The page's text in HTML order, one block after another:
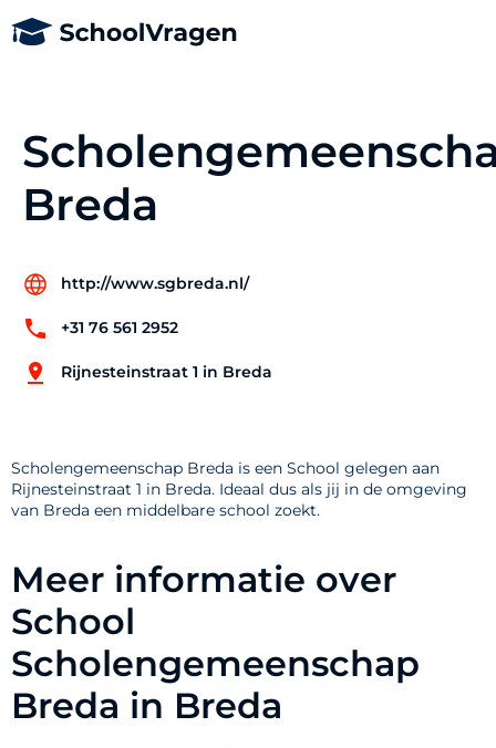
Breda
http://www.sgbreda.nl/
+31 76 561 2952
Rijnesteinstraat 1 in Breda
Scholengemeenschap Breda is een School gelegen aan
Rijnesteinstraat 1 in Breda. Ideaal dus als jij in de omgeving
van Breda een middelbare school zoekt.
Meer informatie over
School
Scholengemeenschap
Breda in Breda